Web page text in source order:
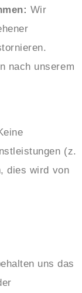
Wir
nach unserem
(z.
dies wird von
uns das